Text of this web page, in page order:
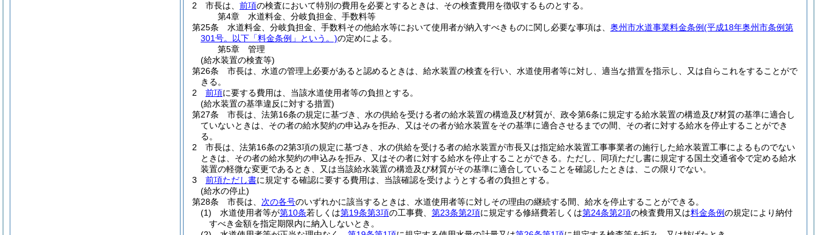
2
市長は、 前項の検査において特別の費用を必要とするときは、その検査費用を徴収するものとする。
第4章
水道料金、分岐負担金、手数料等
第25条
水道料金、分岐負担金、手数料その他給水等において使用者が納入すべきものに関し必要な事項は、 奥州市水道事業料金条例(平成18年奥州市条例第
301号。以下「料金条例」という。)の定めによる。
第5章
管理
(給水装置の検査等)
第26条
市長は、水道の管理上必要があると認めるときは、給水装置の検査を行い、水道使用者等に対し、適当な措置を指示し、又は自らこれをすることがで
きる。
2
前項に要する費用は、当該水道使用者等の負担とする。
(給水装置の基準違反に対する措置)
第27条
市長は、法第16条の規定に基づき、水の供給を受ける者の給水装置の構造及び材質が、政令第6条に規定する給水装置の構造及び材質の基準に適合し
ていないときは、その者の給水契約の申込みを拒み、又はその者が給水装置をその基準に適合させるまでの間、その者に対する給水を停止することができ
る。
2
市長は、法第16条の2第3項の規定に基づき、水の供給を受ける者の給水装置が市長又は指定給水装置工事事業者の施行した給水装置工事によるものでない
ときは、その者の給水契約の申込みを拒み、又はその者に対する給水を停止することができる。 ただし、同項ただし書に規定する国土交通省令で定める給水
装置の軽微な変更であるとき、又は当該給水装置の構造及び材質がその基準に適合していることを確認したときは、この限りでない。
3
前項ただし書に規定する確認に要する費用は、当該確認を受けようとする者の負担とする。
(給水の停止)
第28条
市長は、 次の各号のいずれかに該当するときは、水道使用者等に対しその理由の継続する間、給水を停止することができる。
(1)
水道使用者等が第10条若しくは第19条第3項の工事費、 第23条第2項に規定する修繕費若しくは第24条第2項の検査費用又は料金条例の規定により納付
すべき金額を指定期限内に納入しないとき。